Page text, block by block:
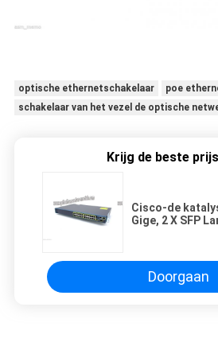
optische ethernetschakelaar
poe
schakelaar van het vezel de optische
Krijg de beste
Cisco-de
Gige, 2 X SFP
Doorgaan